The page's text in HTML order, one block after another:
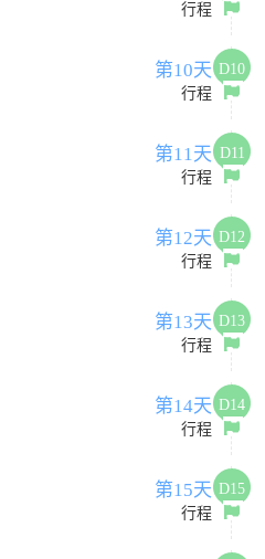
行程
第10天 D10
行程
第11天 D11
行程
第12天 D12
行程
第13天 D13
行程
第14天 D14
行程
第15天 D15
行程